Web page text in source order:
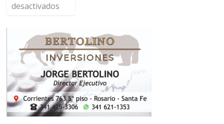
desactivados